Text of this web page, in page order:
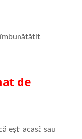
de
ești acasă sau